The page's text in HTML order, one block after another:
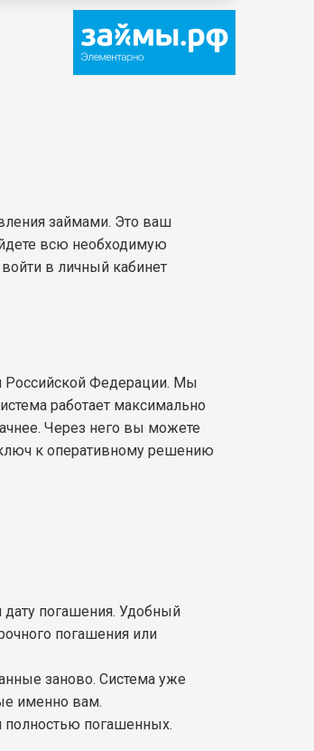
займами. Это ваш
всю необходимую
в личный кабинет
Российской Федерации. Мы
работает максимально
Через него вы можете
к оперативному решению
дату погашения. Удобный
погашения или
заново. Система уже
именно вам.
полностью погашенных.